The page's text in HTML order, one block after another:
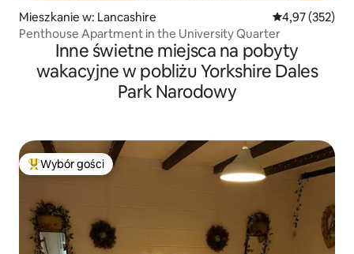
Mieszkanie w: Lancashire Średnia
4,97 (352)
Penthouse Apartment in the University Quarter
Inne świetne miejsca na pobyty
wakacyjne w pobliżu Yorkshire Dales
Park Narodowy
Najpopularniejsze z kategorii Wybór gości
Wybór gości